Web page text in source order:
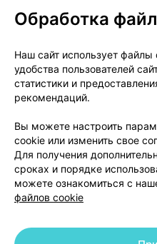
О проекте
Размещение рекламы
Публичный
Способы оплаты
Написать
Написать
Персональные
Обработка
Наш сайт использует файлы
удобства пользователей
статистики и
рекомендаций.
Вы можете настроить
cookie или изменить свое
Для получения
сроках и порядке
можете ознакомиться с
файлов cookie